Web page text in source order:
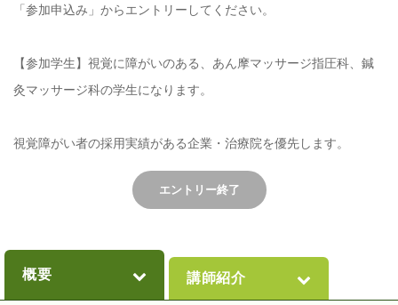
「参加申込み」からエントリーしてください。
【参加学生】視覚に障がいのある、あん摩マッサージ指圧科、鍼
灸マッサージ科の学生になります。
視覚障がい者の採用実績がある企業・治療院を優先します。
エントリー終了
概要 講師紹介